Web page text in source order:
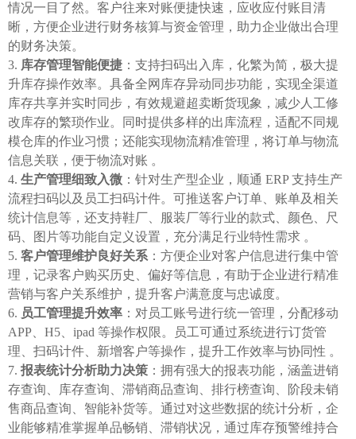
情况一目了然。客户往来对账便捷快速，应收应付账目清
晰，方便企业进行财务核算与资金管理，助力企业做出合理
的财务决策。
库存管理智能便捷 ：支持扫码出入库，化繁为简，极大提
升库存操作效率。具备全网库存异动同步功能，实现全渠道
库存共享并实时同步，有效规避超卖断货现象，减少人工修
改库存的繁琐作业。同时提供多样的出库流程，适配不同规
模仓库的作业习惯；还能实现物流精准管理，将订单与物流
信息关联，便于物流对账 。
生产管理细致入微 ：针对生产型企业，顺通 ERP 支持生产
流程扫码以及员工扫码计件。可推送客户订单、账单及相关
统计信息等，还支持鞋厂、服装厂等行业的款式、颜色、尺
码、图片等功能自定义设置，充分满足行业特性需求 。
客户管理维护良好关系 ：方便企业对客户信息进行集中管
理，记录客户购买历史、偏好等信息，有助于企业进行精准
营销与客户关系维护，提升客户满意度与忠诚度。
员工管理提升效率 ：对员工账号进行统一管理，分配移动
APP、H5、ipad 等操作权限。员工可通过系统进行订货管
理、扫码计件、新增客户等操作，提升工作效率与协同性 。
报表统计分析助力决策 ：拥有强大的报表功能，涵盖进销
存查询、库存查询、滞销商品查询、排行榜查询、阶段未销
售商品查询、智能补货等。通过对这些数据的统计分析，企
业能够精准掌握单品畅销、滞销状况，通过库存预警维持合